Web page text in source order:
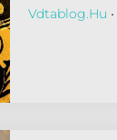
Vdtablog.hu